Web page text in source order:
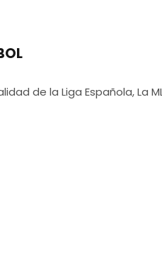
de la Liga Española, La